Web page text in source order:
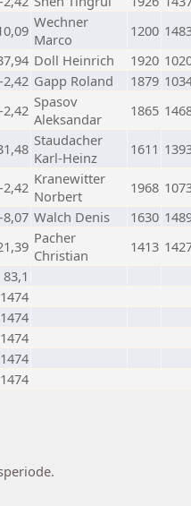
Wechner
Marco
1200
Doll Heinrich 1920
-2,42 Gapp Roland 1879
-2,42 Spasov
Aleksandar
1865
Staudacher
Karl-Heinz
1611
-2,42 Kranewitter
Norbert
1968
-8,07 Walch Denis 1630
Pacher
Christian
1413
83,1
1474
1474
1474
1474
1474